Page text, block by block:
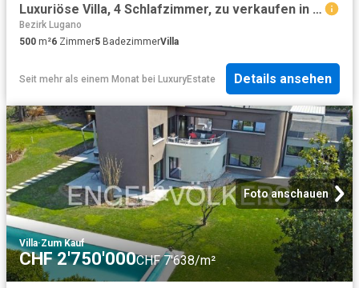
Luxuriöse Villa, 4 Schlafzimmer, zu verkaufen in Lugano, Schweiz
Bezirk Lugano
500 m²6 Zimmer5 BadezimmerVilla
Seit mehr als einem Monat bei LuxuryEstate Details ansehen
Foto anschauen
Villa·Zum Kauf
CHF 2'750'000CHF 7'638/m²